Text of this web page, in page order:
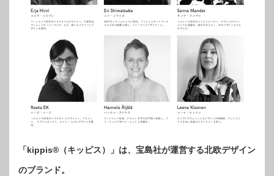
「kippis®（キッピス）」は、宝島社が運営する北欧デザイン
のブランド。